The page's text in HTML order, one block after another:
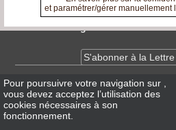
Devenir délégué
S'abonner à la
InfosCNIL/RGPD
Conditions Générales d'Utilisation
Pour poursuivre votre navigation sur
vous devez acceptez l’utilisation des
cookies nécessaires à son
fonctionnement.
et paramétrer/gérer manuellement